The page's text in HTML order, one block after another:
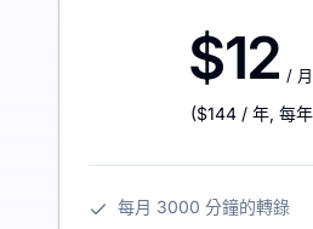
$12 / 月
($144 / 年, 每
每月 3000 分鐘的轉錄